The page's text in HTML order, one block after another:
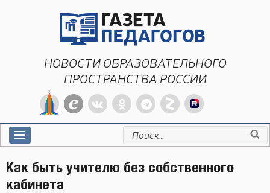
НОВОСТИ ОБРАЗОВАТЕЛЬНОГО
ПРОСТРАНСТВА РОССИИ
Искать:
Как быть учителю без собственного
кабинета